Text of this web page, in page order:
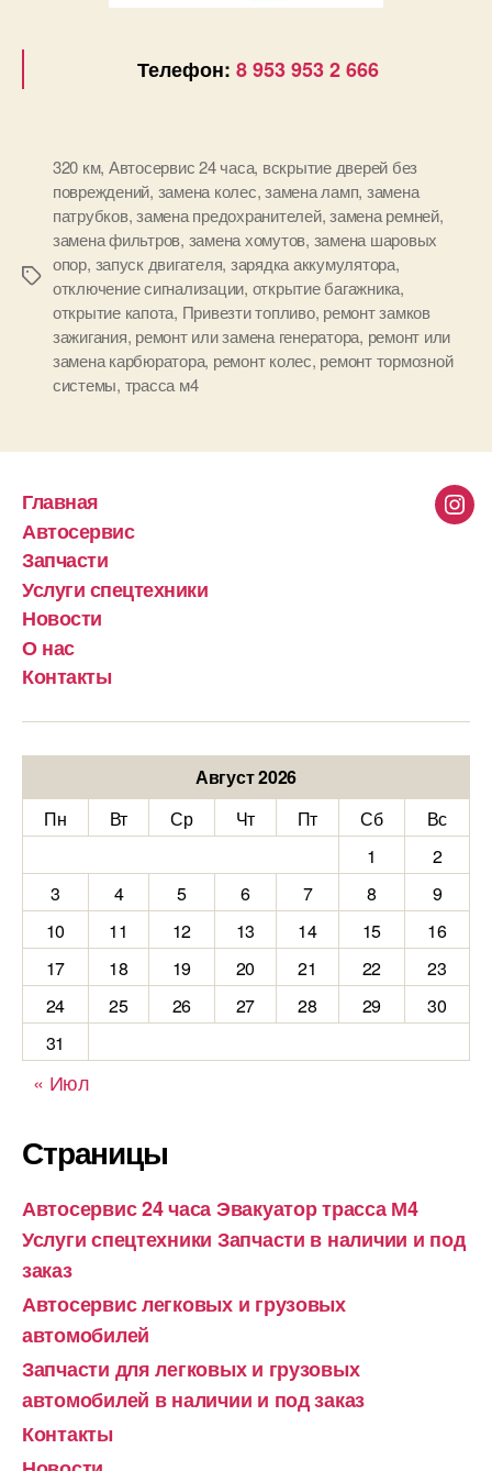
Телефон: 8 953 953 2 666
Метки
320 км, Автосервис 24 часа, вскрытие дверей без
повреждений, замена колес,замена ламп, замена
патрубков,замена предохранителей,замена ремней,
замена фильтров, замена хомутов, замена шаровых
опор, запуск двигателя, зарядка аккумулятора,
отключение сигнализации, открытие багажника,
открытие капота, Привезти топливо, ремонт замков
зажигания, ремонт или замена генератора, ремонт или
замена карбюратора, ремонт колес, ремонт тормозной
системы, трасса м4
Главная
Автосервис
Запчасти
Услуги спецтехники
Новости
О нас
Контакты
Август 2026
Пн
Вт Ср Чт Пт Сб
Вс
1
2
3
4 5 6 7 8
9
10
11 12 13 14 15
16
17
18 19 20 21 22
23
24
25 26 27 28 29
30
31
« Июл
Страницы
Автосервис 24 часа Эвакуатор трасса М4
Услуги спецтехники Запчасти в наличии и под
заказ
Автосервис легковых и грузовых
автомобилей
Запчасти для легковых и грузовых
автомобилей в наличии и под заказ
Контакты